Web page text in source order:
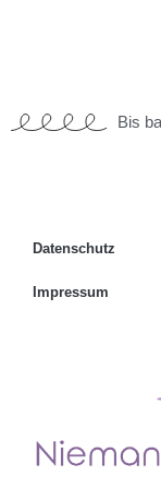
Bis
Datenschutz
Impressum